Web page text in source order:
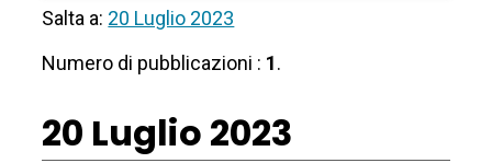
Salta a: 20 Luglio 2023
Numero di pubblicazioni : 1.
20 Luglio 2023